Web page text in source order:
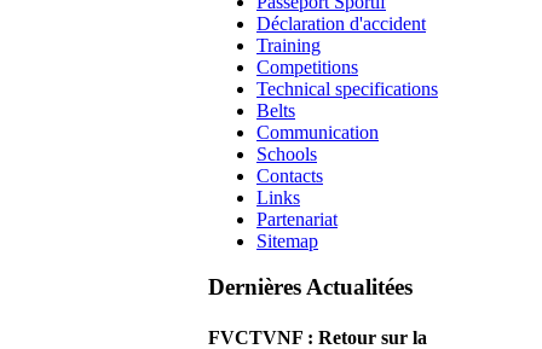
Déclaration d'accident
Training
Competitions
Technical specifications
Belts
Communication
Schools
Contacts
Links
Partenariat
Sitemap
Dernières Actualitées
FVCTVNF : Retour sur la